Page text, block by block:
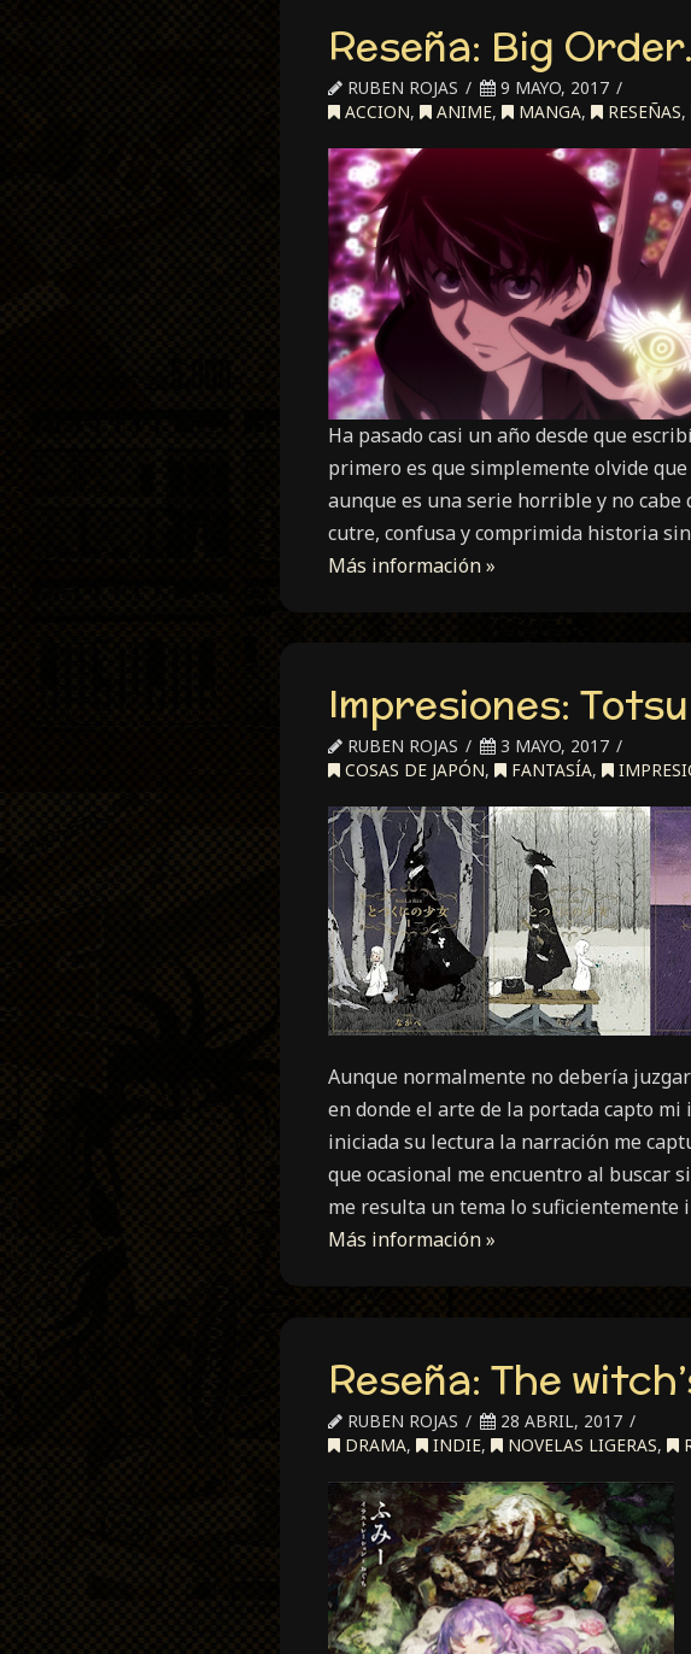
Reseña: Big Order.
RUBEN ROJAS
9 MAYO, 2017
ACCION, ANIME, MANGA, RESEÑAS,
Ha pasado casi un año desde que
primero es que simplemente olvide
aunque es una serie horrible y no
cutre, confusa y comprimida historia
Más información »
Impresiones:
RUBEN ROJAS
3 MAYO, 2017
COSAS DE JAPÓN, FANTASÍA,
Aunque normalmente no debería
en donde el arte de la portada capto
iniciada su lectura la narración me
que ocasional me encuentro al buscar
me resulta un tema lo suficientemente
Más información »
Reseña: The
RUBEN ROJAS
28 ABRIL, 2017
DRAMA, INDIE, NOVELAS LIGERAS,